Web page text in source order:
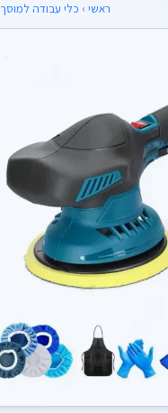
ראשי › כלי עבודה למוסך scorpion